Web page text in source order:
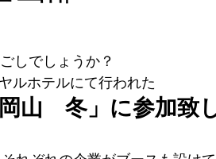
しでしょうか？
ルホテルにて行われた
山　冬」に参加致